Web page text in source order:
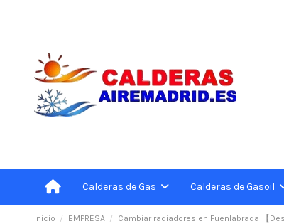
Calderas de Gas Calderas de Gasoil
Inicio EMPRESA Cambiar radiadores en Fuenlabrada 【